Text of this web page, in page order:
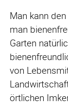
Man kann
man
Garten
von
örtlichen